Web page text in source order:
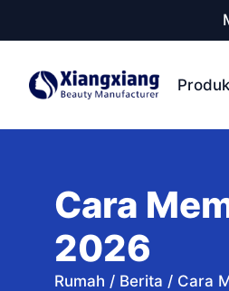
Produk
Cara
2026
Rumah / Berita / Cara